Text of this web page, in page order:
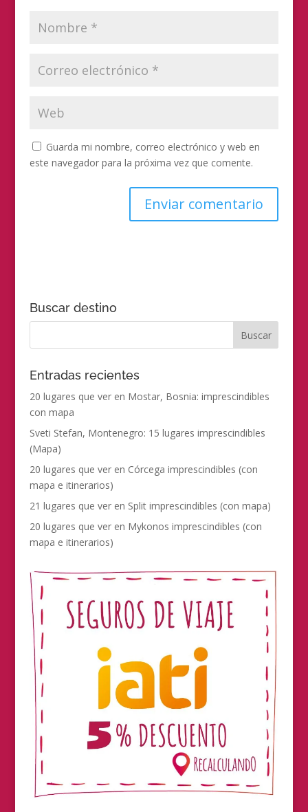
Guarda mi nombre, correo electrónico y web en
este navegador para la próxima vez que comente.
Buscar destino
Entradas recientes
20 lugares que ver en Mostar, Bosnia: imprescindibles
con mapa
Sveti Stefan, Montenegro: 15 lugares imprescindibles
(Mapa)
20 lugares que ver en Córcega imprescindibles (con
mapa e itinerarios)
21 lugares que ver en Split imprescindibles (con mapa)
20 lugares que ver en Mykonos imprescindibles (con
mapa e itinerarios)